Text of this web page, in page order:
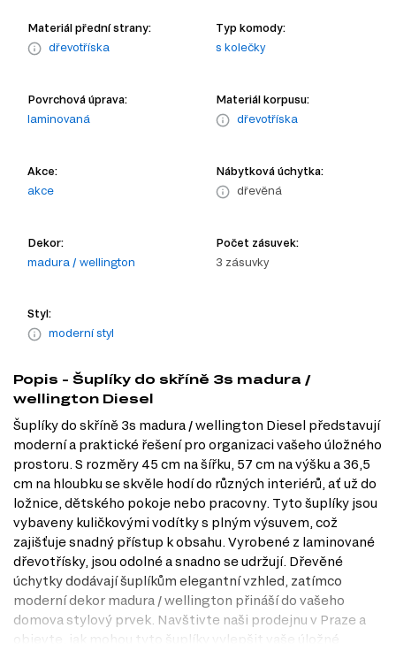
Materiál přední strany:
dřevotříska
Typ komody:
s kolečky
Povrchová úprava:
laminovaná
Materiál korpusu:
dřevotříska
Akce:
akce
Nábytková úchytka:
dřevěná
Dekor:
madura / wellington
Počet zásuvek:
3 zásuvky
Styl:
moderní styl
Popis - Šuplíky do skříně 3s madura /
wellington Diesel
Šuplíky do skříně 3s madura / wellington Diesel představují
moderní a praktické řešení pro organizaci vašeho úložného
prostoru. S rozměry 45 cm na šířku, 57 cm na výšku a 36,5
cm na hloubku se skvěle hodí do různých interiérů, ať už do
ložnice, dětského pokoje nebo pracovny. Tyto šuplíky jsou
vybaveny kuličkovými vodítky s plným výsuvem, což
zajišťuje snadný přístup k obsahu. Vyrobené z laminované
dřevotřísky, jsou odolné a snadno se udržují. Dřevěné
úchytky dodávají šuplíkům elegantní vzhled, zatímco
moderní dekor madura / wellington přináší do vašeho
domova stylový prvek. Navštivte naši prodejnu v Praze a
objevte, jak mohou tyto šuplíky vylepšit vaše úložné